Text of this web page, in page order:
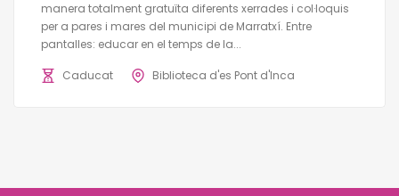
manera totalment gratuïta diferents xerrades i col·loquis
per a pares i mares del municipi de Marratxí. Entre
pantalles: educar en el temps de la...
Caducat Biblioteca d'es Pont d'Inca